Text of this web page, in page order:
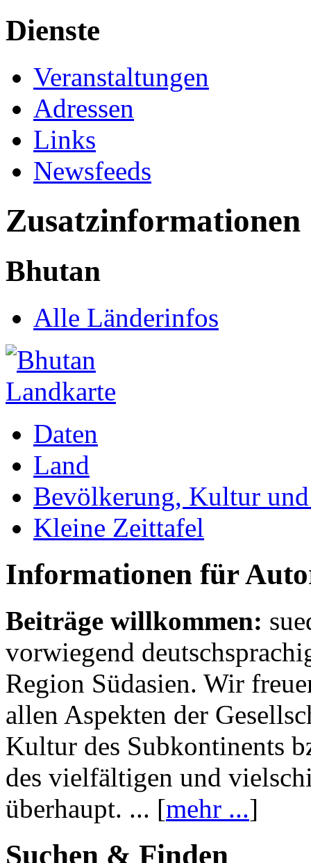
Dienste
Veranstaltungen
Adressen
Links
Newsfeeds
Zusatzinformationen
Bhutan
Alle Länderinfos
Daten
Land
Bevölkerung, Kultur
Kleine Zeittafel
Informationen für
Beiträge willkommen:
vorwiegend
Region Südasien. Wir
allen Aspekten der
Kultur des Subkontinents
des vielfältigen und
überhaupt. ... [mehr ...]
Suchen & Finden